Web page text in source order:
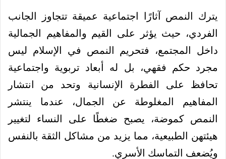
يترك النمص آثارًا اجتماعية عميقة تتجاوز الجانب
الفردي، حيث يؤثر على القيم والمفاهيم الجمالية
داخل المجتمع، فتحريم النمص في الإسلام ليس
مجرد حكم فقهي، بل له أبعاد تربوية واجتماعية
تحافظ على الفطرة الإنسانية وتحد من انتشار
المفاهيم المغلوطة عن الجمال، عندما ينتشر
النمص كموضة، يصبح ضغطًا على النساء لتغيير
هيئتهن الطبيعية، مما يزيد من مشاكل الثقة بالنفس
ويُضعف التماسك الأسري.